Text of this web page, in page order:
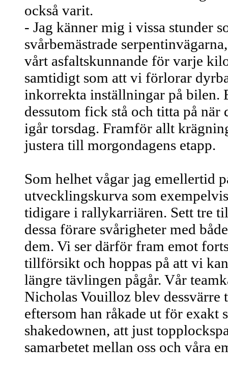
också varit.
- Jag känner mig i vissa stunder
svårbemästrade
vårt asfaltskunnande för varje
samtidigt som att vi förlorar
inkorrekta inställningar på bilen.
dessutom fick stå och titta på
igår torsdag. Framför allt
justera till morgondagens etapp.
Som helhet vågar jag emellertid
utvecklingskurva som
tidigare i rallykarriären. Sett tre
dessa förare svårigheter med
dem. Vi ser därför fram emot
tillförsikt och hoppas på att vi
längre tävlingen pågår. Vår
Nicholas Vouilloz blev dessvärre
eftersom han råkade ut för exakt
shakedownen, att just
samarbetet mellan oss och våra